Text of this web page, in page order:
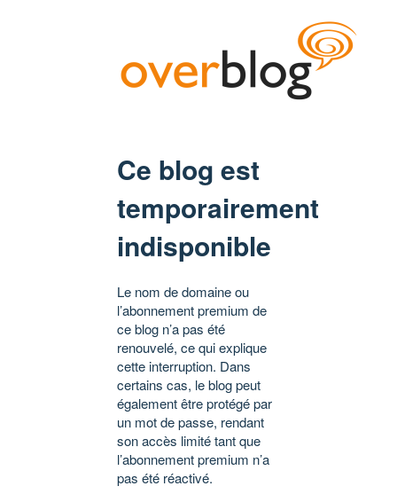
Ce blog est
temporairement
indisponible
Le nom de domaine ou
l’abonnement premium de
ce blog n’a pas été
renouvelé, ce qui explique
cette interruption. Dans
certains cas, le blog peut
également être protégé par
un mot de passe, rendant
son accès limité tant que
l’abonnement premium n’a
pas été réactivé.